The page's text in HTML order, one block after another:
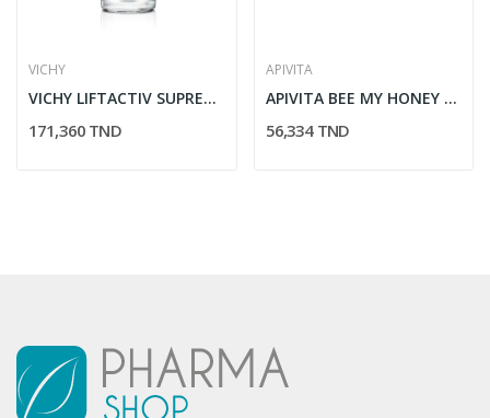
VICHY
VICHY LIFTACTIV SUPREME HA EPIDERMIC FILLER...
171,360 TND
APIVITA
APIVITA BEE MY HONEY LAIT DE CORPS HYDRATANT...
56,334 TND